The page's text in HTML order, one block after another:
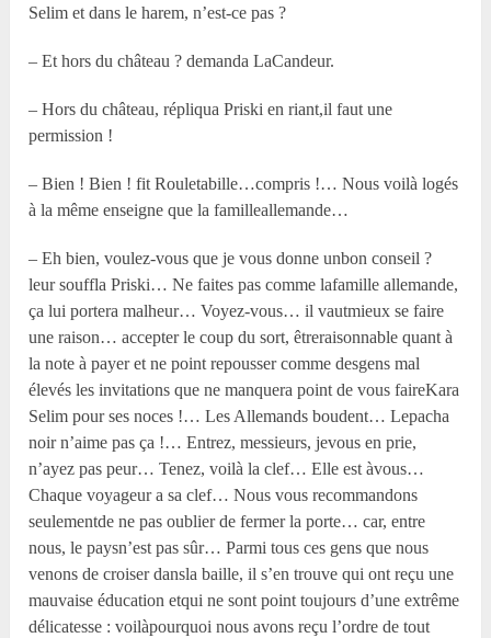
Selim et dans le harem, n’est-ce pas ?
– Et hors du château ? demanda LaCandeur.
– Hors du château, répliqua Priski en riant,il faut une
permission !
– Bien ! Bien ! fit Rouletabille…compris !… Nous voilà logés
à la même enseigne que la familleallemande…
– Eh bien, voulez-vous que je vous donne unbon conseil ?
leur souffla Priski… Ne faites pas comme lafamille allemande,
ça lui portera malheur… Voyez-vous… il vautmieux se faire
une raison… accepter le coup du sort, êtreraisonnable quant à
la note à payer et ne point repousser comme desgens mal
élevés les invitations que ne manquera point de vous faireKara
Selim pour ses noces !… Les Allemands boudent… Lepacha
noir n’aime pas ça !… Entrez, messieurs, jevous en prie,
n’ayez pas peur… Tenez, voilà la clef… Elle est àvous…
Chaque voyageur a sa clef… Nous vous recommandons
seulementde ne pas oublier de fermer la porte… car, entre
nous, le paysn’est pas sûr… Parmi tous ces gens que nous
venons de croiser dansla baille, il s’en trouve qui ont reçu une
mauvaise éducation etqui ne sont point toujours d’une extrême
délicatesse : voilàpourquoi nous avons reçu l’ordre de tout